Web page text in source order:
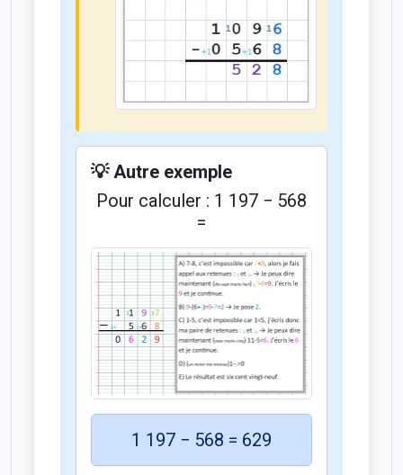
💡 Autre exemple
Pour calculer : 1 197 − 568
=
1 197 − 568 = 629